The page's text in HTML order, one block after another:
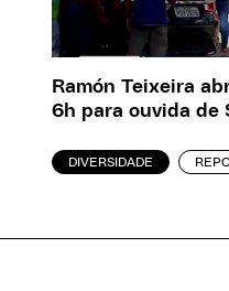
Ramón Teixeira
6h para ouvida de
DIVERSIDADE